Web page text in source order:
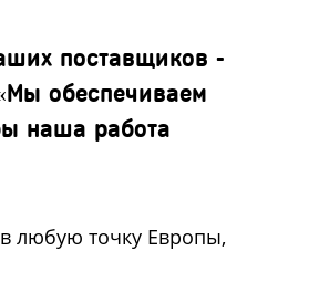
поставщиков -
обеспечиваем
наша работа
любую точку Европы,